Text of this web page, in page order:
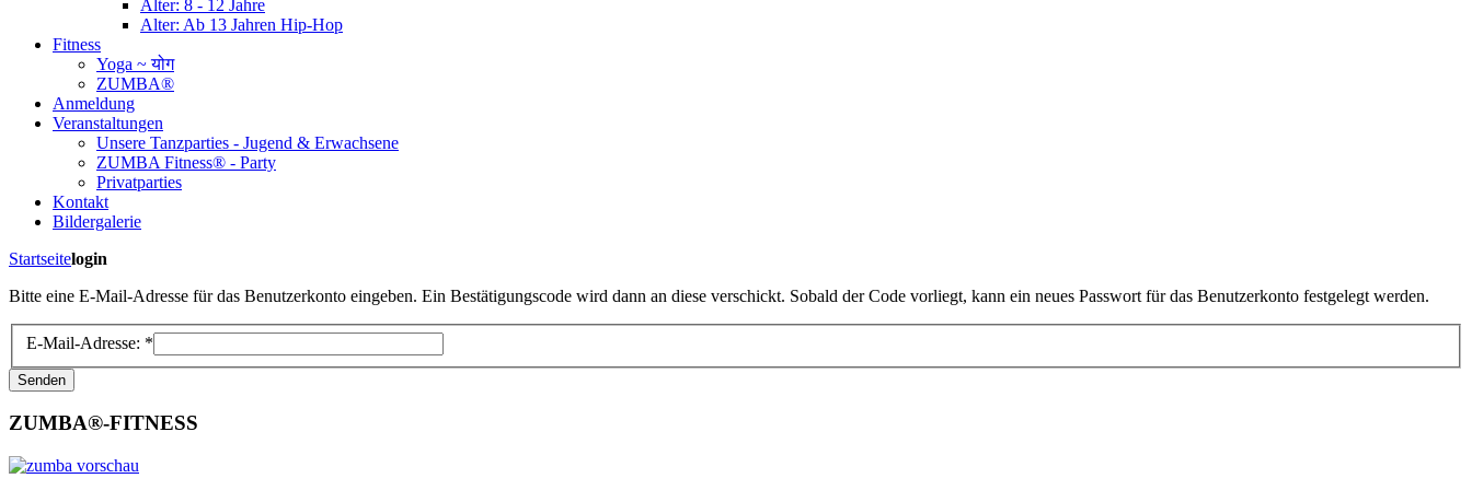
Alter: 8 - 12 Jahre
Alter: Ab 13 Jahren Hip-Hop
Fitness
Yoga ~ योग
ZUMBA®
Anmeldung
Veranstaltungen
Unsere Tanzparties - Jugend & Erwachsene
ZUMBA Fitness® - Party
Privatparties
Kontakt
Bildergalerie
Startseitelogin
Bitte eine E-Mail-Adresse für das Benutzerkonto eingeben. Ein Bestätigungscode wird dann an diese verschickt. Sobald der Code vorliegt, kann ein neues Passwort für das Benutzerkonto festgelegt werden.
E-Mail-Adresse: *
Senden
ZUMBA®-FITNESS